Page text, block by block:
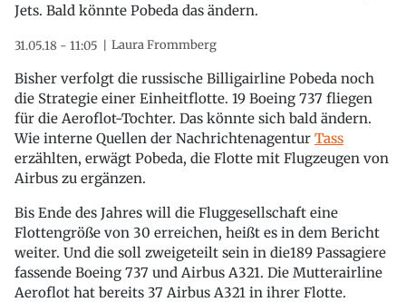
Jets. Bald könnte Pobeda das ändern.
31.05.18 - 11:05 Laura Frommberg
Bisher verfolgt die russische Billigairline Pobeda noch
die Strategie einer Einheitflotte. 19 Boeing 737 fliegen
für die Aeroflot-Tochter. Das könnte sich bald ändern.
Wie interne Quellen der Nachrichtenagentur Tass
erzählten, erwägt Pobeda, die Flotte mit Flugzeugen von
Airbus zu ergänzen.
Bis Ende des Jahres will die Fluggesellschaft eine
Flottengröße von 30 erreichen, heißt es in dem Bericht
weiter. Und die soll zweigeteilt sein in die189 Passagiere
fassende Boeing 737 und Airbus A321. Die Mutterairline
Aeroflot hat bereits 37 Airbus A321 in ihrer Flotte.